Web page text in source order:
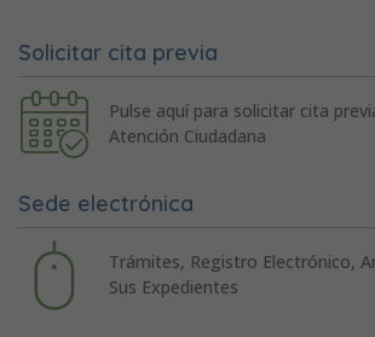
Solicitar cita previa
Pulse aquí para solicitar cita
Atención Ciudadana
Sede electrónica
Trámites, Registro Electrónico,
Sus Expedientes